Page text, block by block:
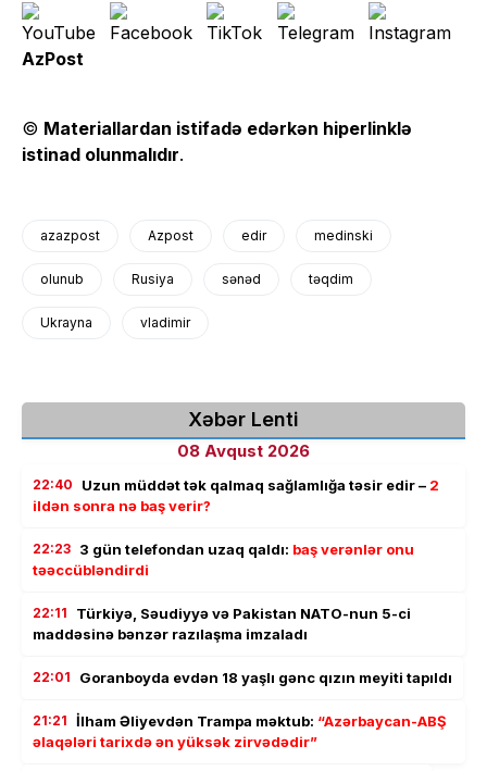
AzPost
© Materiallardan istifadə edərkən hiperlinklə
istinad olunmalıdır.
azazpost Azpost edir medinski
olunub Rusiya sənəd təqdim
Ukrayna vladimir
Xəbər Lenti
08 Avqust 2026
22:40 Uzun müddət tək qalmaq sağlamlığa təsir edir – 2
ildən sonra nə baş verir?
22:23 3 gün telefondan uzaq qaldı: baş verənlər onu
təəccübləndirdi
22:11
Türkiyə, Səudiyyə və Pakistan NATO-nun 5-ci
maddəsinə bənzər razılaşma imzaladı
22:01 Goranboyda evdən 18 yaşlı gənc qızın meyiti tapıldı
21:21 İlham Əliyevdən Trampa məktub: “Azərbaycan-ABŞ
əlaqələri tarixdə ən yüksək zirvədədir”